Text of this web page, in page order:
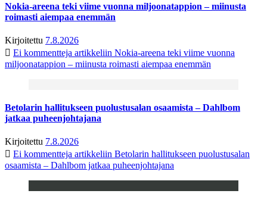
Nokia-areena teki viime vuonna miljoonatappion – miinusta
roimasti aiempaa enemmän
Kirjoitettu 7.8.2026
Ei kommentteja artikkeliin Nokia-areena teki viime vuonna
miljoonatappion – miinusta roimasti aiempaa enemmän
Betolarin hallitukseen puolustusalan osaamista – Dahlbom
jatkaa puheenjohtajana
Kirjoitettu 7.8.2026
Ei kommentteja artikkeliin Betolarin hallitukseen puolustusalan
osaamista – Dahlbom jatkaa puheenjohtajana